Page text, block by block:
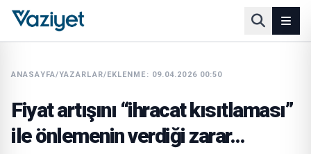
ANASAYFA/YAZARLAR/EKLENME: 09.04.2026 00:50
Fiyat artışını “ihracat kısıtlaması”
ile önlemenin verdiği zarar…